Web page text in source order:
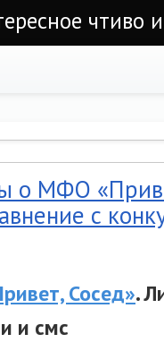
чтиво
о МФО
с
Сосед».
и смс